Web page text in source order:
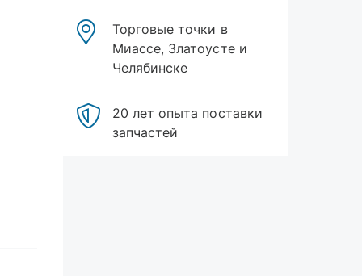
Торговые точки в
Миассе, Златоусте и
Челябинске
20 лет опыта поставки
запчастей